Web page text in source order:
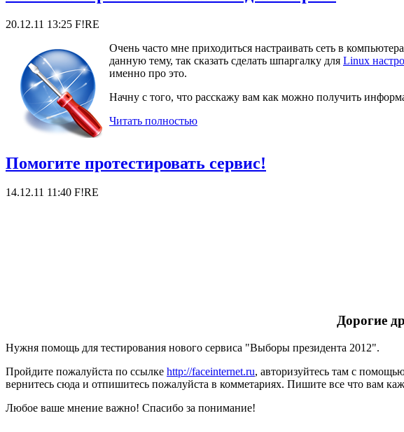
20.12.11 13:25 F!RE
Очень часто мне приходиться настраивать сеть в
данную тему, так сказать сделать шпаргалку для Linux
именно про это.
Начну с того, что расскажу вам как можно получить
Читать полностью
Помогите протестировать сервис!
14.12.11 11:40 F!RE
Дорогие
Нужня помощь для тестирования нового сервиса "Выборы президента 2012".
Пройдите пожалуйста по ссылке http://faceinternet.ru, авторизуйтесь там с
вернитесь сюда и отпишитесь пожалуйста в комметариях. Пишите все что вам
Любое ваше мнение важно! Спасибо за понимание!